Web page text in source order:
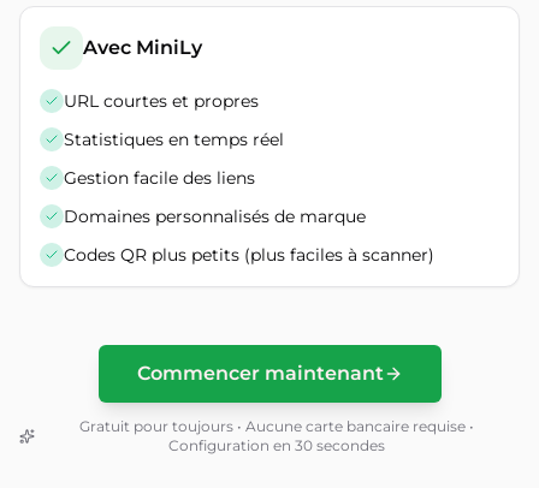
Avec MiniLy
URL courtes et propres
Statistiques en temps réel
Gestion facile des liens
Domaines personnalisés de marque
Codes QR plus petits (plus faciles à scanner)
Commencer maintenant
Gratuit pour toujours • Aucune carte bancaire requise •
Configuration en 30 secondes